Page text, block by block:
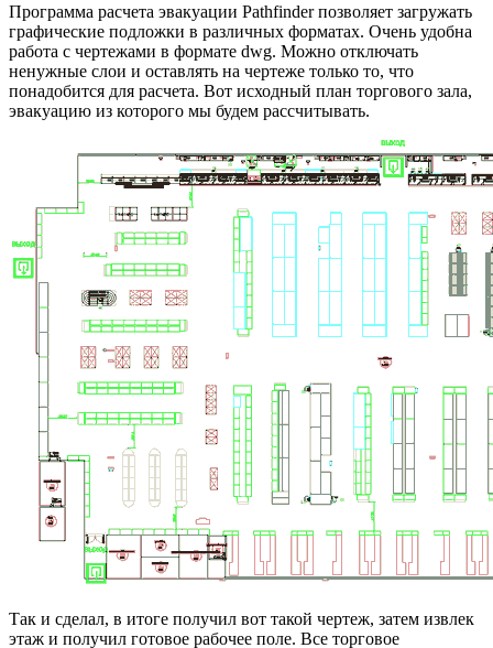
Программа расчета эвакуации Pathfinder позволяет загружать
графические подложки в различных форматах. Очень удобна
работа с чертежами в формате dwg. Можно отключать
ненужные слои и оставлять на чертеже только то, что
понадобится для расчета. Вот исходный план торгового зала,
эвакуацию из которого мы будем рассчитывать.
Так и сделал, в итоге получил вот такой чертеж, затем извлек
этаж и получил готовое рабочее поле. Все торговое